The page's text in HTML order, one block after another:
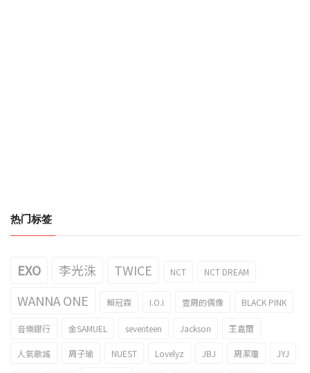
热门标签
EXO 李光洙 TWICE NCT NCT DREAM
WANNA ONE 賴冠霖 I.O.I 壹周的偶像 BLACK PINK
音樂銀行 金SAMUEL seventeen Jackson 王嘉爾
人氣歌謠 周子瑜 NUEST Lovelyz JBJ 周潔瓊 JYJ